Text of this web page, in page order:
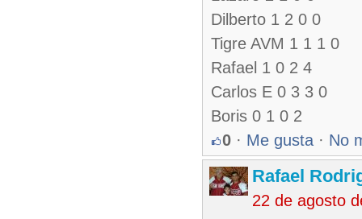
Dilberto 1 2 0 0
Tigre AVM 1 1 1 0
Rafael 1 0 2 4
Carlos E 0 3 3 0
Boris 0 1 0 2
0 · Me gusta · No
Rafael
22 de agosto